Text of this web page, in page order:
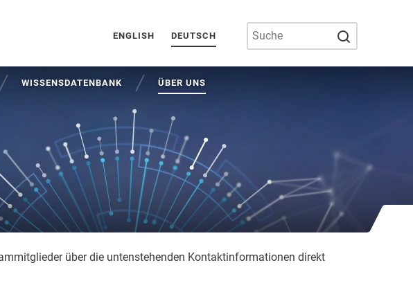
ENGLISH DEUTSCH
WISSENSDATENBANK ÜBER UNS
über die untenstehenden Kontaktinformationen direkt